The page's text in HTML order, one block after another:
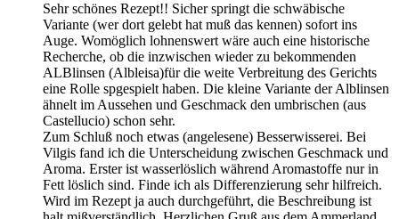
Sehr schönes Rezept!! Sicher springt die schwäbische
Variante (wer dort gelebt hat muß das kennen) sofort ins
Auge. Womöglich lohnenswert wäre auch eine historische
Recherche, ob die inzwischen wieder zu bekommenden
ALBlinsen (Albleisa)für die weite Verbreitung des Gerichts
eine Rolle spgespielt haben. Die kleine Variante der Alblinsen
ähnelt im Aussehen und Geschmack den umbrischen (aus
Castellucio) schon sehr.
Zum Schluß noch etwas (angelesene) Besserwisserei. Bei
Vilgis fand ich die Unterscheidung zwischen Geschmack und
Aroma. Erster ist wasserlöslich während Aromastoffe nur in
Fett löslich sind. Finde ich als Differenzierung sehr hilfreich.
Wird im Rezept ja auch durchgeführt, die Beschreibung ist